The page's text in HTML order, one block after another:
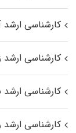
کارشناسی ارشد
کارشناسی
کارشناسی ارشد
کارشناسی